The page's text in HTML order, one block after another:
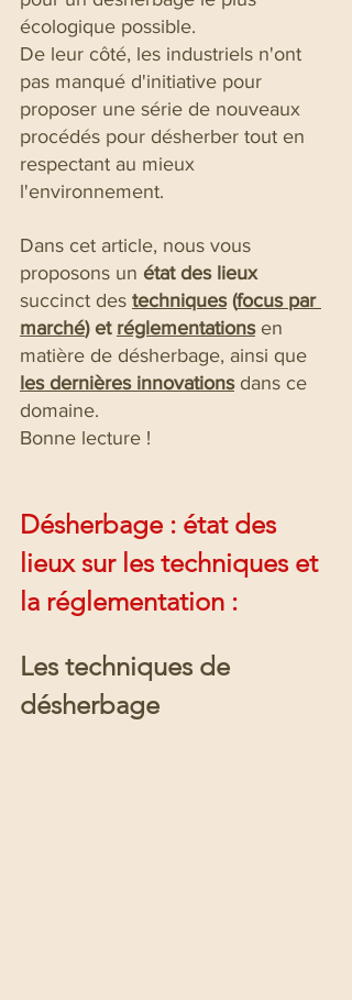
écologique possible.
De leur côté, les industriels n'ont
pas manqué d'initiative pour
proposer une série de nouveaux
procédés pour désherber tout en
respectant au mieux
l'environnement.
Dans cet article, nous vous
proposons un état des lieux
succinct des techniques (focus par
marché) et réglementations en
matière de désherbage, ainsi que
les dernières innovations dans ce
domaine.
Bonne lecture !
Désherbage : état des
lieux sur les techniques et
la réglementation :
Les techniques de
désherbage